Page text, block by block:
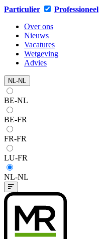
Particulier
Professioneel
Over ons
Nieuws
Vacatures
Wetgeving
Advies
NL-NL
BE-NL
BE-FR
FR-FR
LU-FR
NL-NL